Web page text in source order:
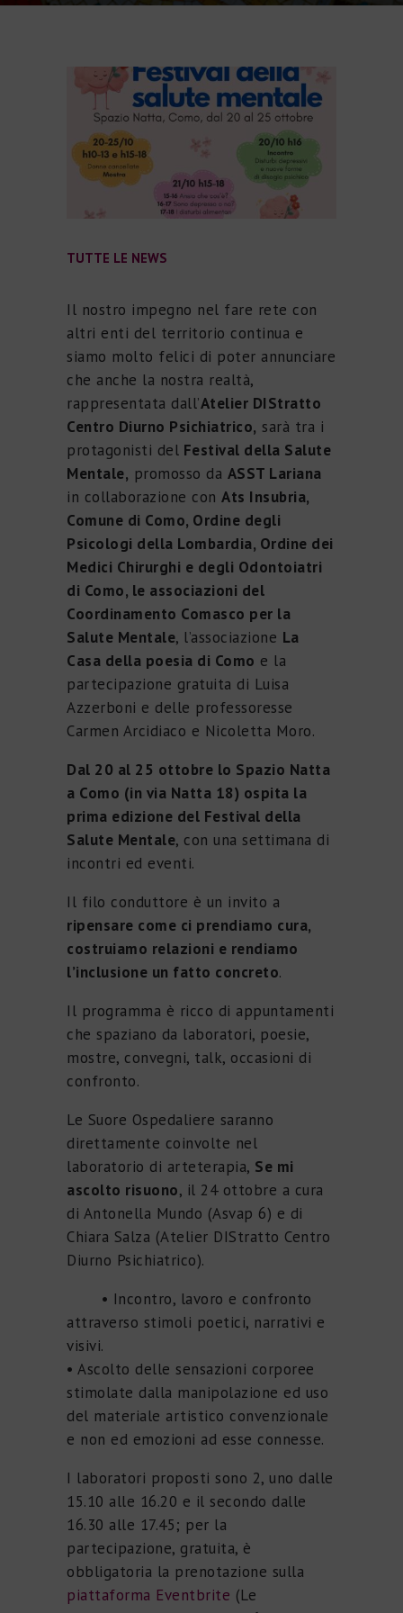
TUTTE LE NEWS
Il nostro impegno nel fare rete con
altri enti del territorio continua e
siamo molto felici di poter annunciare
che anche la nostra realtà,
rappresentata dall’Atelier DIStratto
Centro Diurno Psichiatrico, sarà tra i
protagonisti del Festival della Salute
Mentale, promosso da ASST Lariana
in collaborazione con Ats Insubria,
Comune di Como, Ordine degli
Psicologi della Lombardia, Ordine dei
Medici Chirurghi e degli Odontoiatri
di Como, le associazioni del
Coordinamento Comasco per la
Salute Mentale, l’associazione La
Casa della poesia di Como e la
partecipazione gratuita di Luisa
Azzerboni e delle professoresse
Carmen Arcidiaco e Nicoletta Moro.
Dal 20 al 25 ottobre lo Spazio Natta
a Como (in via Natta 18) ospita la
prima edizione del Festival della
Salute Mentale, con una settimana di
incontri ed eventi.
Il filo conduttore è un invito a
ripensare come ci prendiamo cura,
costruiamo relazioni e rendiamo
l’inclusione un fatto concreto.
Il programma è ricco di appuntamenti
che spaziano da laboratori, poesie,
mostre, convegni, talk, occasioni di
confronto.
Le Suore Ospedaliere saranno
direttamente coinvolte nel
laboratorio di arteterapia, Se mi
ascolto risuono, il 24 ottobre a cura
di Antonella Mundo (Asvap 6) e di
Chiara Salza (Atelier DIStratto Centro
Diurno Psichiatrico).
• Incontro, lavoro e confronto
attraverso stimoli poetici, narrativi e
visivi.
• Ascolto delle sensazioni corporee
stimolate dalla manipolazione ed uso
del materiale artistico convenzionale
e non ed emozioni ad esse connesse.
I laboratori proposti sono 2, uno dalle
15.10 alle 16.20 e il secondo dalle
16.30 alle 17.45; per la
partecipazione, gratuita, è
obbligatoria la prenotazione sulla
piattaforma Eventbrite (Le